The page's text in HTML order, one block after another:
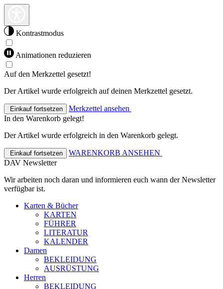
Kontrastmodus
Animationen reduzieren
Auf den Merkzettel gesetzt!
Der Artikel wurde erfolgreich auf deinen Merkzettel gesetzt.
Einkauf fortsetzen
Merkzettel ansehen
In den Warenkorb gelegt!
Der Artikel wurde erfolgreich in den Warenkorb gelegt.
Einkauf fortsetzen
WARENKORB ANSEHEN
DAV Newsletter
Wir arbeiten noch daran und informieren euch wann der Newsletter
verfügbar ist.
Karten & Bücher
KARTEN
FÜHRER
LITERATUR
KALENDER
Damen
BEKLEIDUNG
AUSRÜSTUNG
Herren
BEKLEIDUNG